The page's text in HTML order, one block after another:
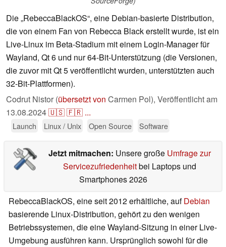
Die „RebeccaBlackOS“, eine Debian-basierte Distribution,
die von einem Fan von Rebecca Black erstellt wurde, ist ein
Live-Linux im Beta-Stadium mit einem Login-Manager für
Wayland, Qt 6 und nur 64-Bit-Unterstützung (die Versionen,
die zuvor mit Qt 5 veröffentlicht wurden, unterstützten auch
32-Bit-Plattformen).
Codrut Nistor (übersetzt von Carmen Pol), Veröffentlicht am
13.08.2024🇺🇸🇫🇷 ...
Launch Linux / Unix Open Source Software
Jetzt mitmachen: Unsere große Umfrage zur
Servicezufriedenheitbei Laptops und
Smartphones 2026
RebeccaBlackOS, eine seit 2012 erhältliche, aufDebian
basierende Linux-Distribution, gehört zu den wenigen
Betriebssystemen, die eine Wayland-Sitzung in einer Live-
Umgebung ausführen kann. Ursprünglich sowohl für die